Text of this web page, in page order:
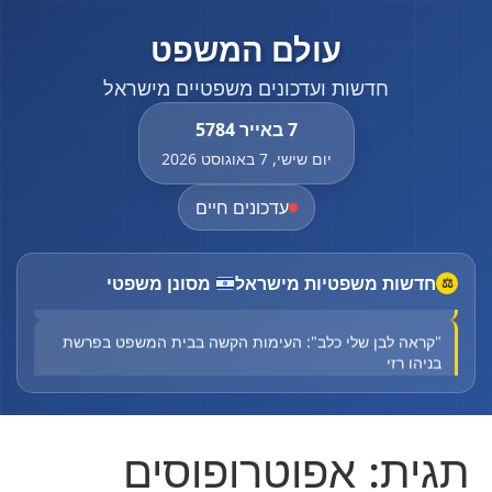
7 באייר 5784
יום שישי, 7 באוגוסט 2026
עולם המשפט
חדשות ועדכונים משפטיים מישראל
עדכונים חיים
⚖ חדשות משפטיות מישראל מסונן משפטי
85 שנה אחרי שיהודים נשרפו חיים בבית הכנסת: ההיסטוריון
ניצול השואה הלך לעולמו בגיל 100
"קראה לבן שלי כלב": העימות הקשה בבית המשפט בפרשת
בניהו רזי
הוארך מעצרו של החשוד שפצע גבר באורח בינוני בירי
בעוספיא ברביעי האחרון
תגית: אפוטרופוסים